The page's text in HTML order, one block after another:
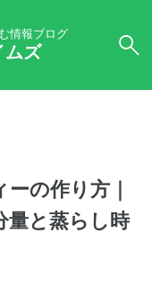
情報ブログ
ムズ
の作り方｜
量と蒸らし時